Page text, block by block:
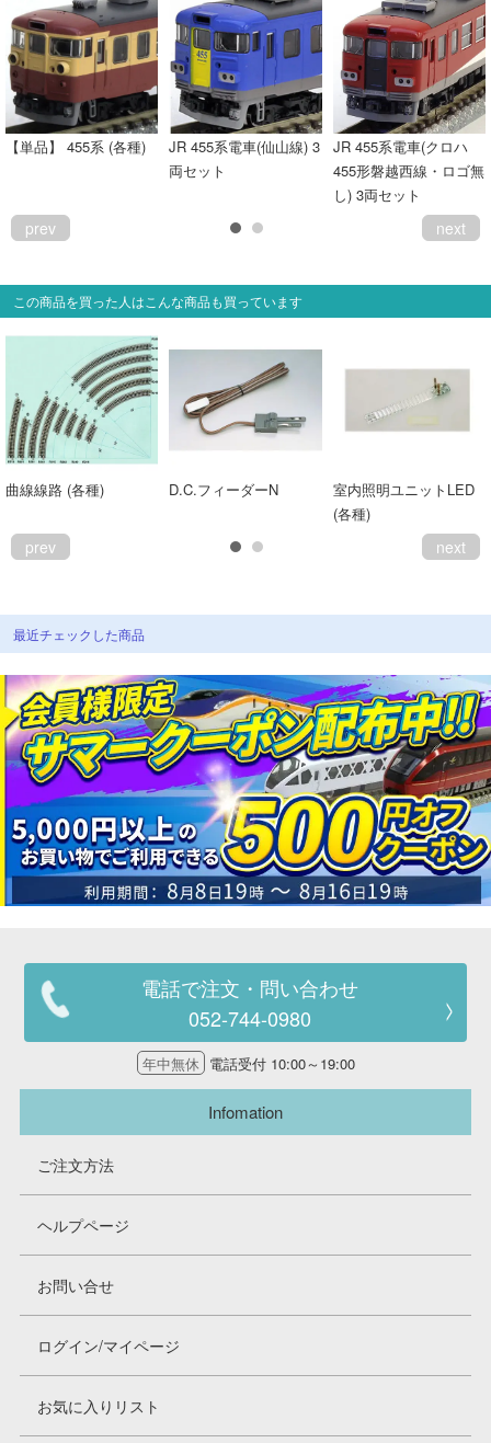
【単品】 455系 (各種)
JR 455系電車(仙山線) 3
両セット
JR 455系電車(クロハ
455形磐越西線・ロゴ無
し) 3両セット
prev next
この商品を買った人はこんな商品も買っています
曲線線路 (各種) D.C.フィーダーN
室内照明ユニットLED
(各種)
prev next
最近チェックした商品
電話で注文・問い合わせ
052-744-0980
年中無休 電話受付 10:00～19:00
Infomation
ご注文方法
ヘルプページ
お問い合せ
ログイン/マイページ
お気に入りリスト